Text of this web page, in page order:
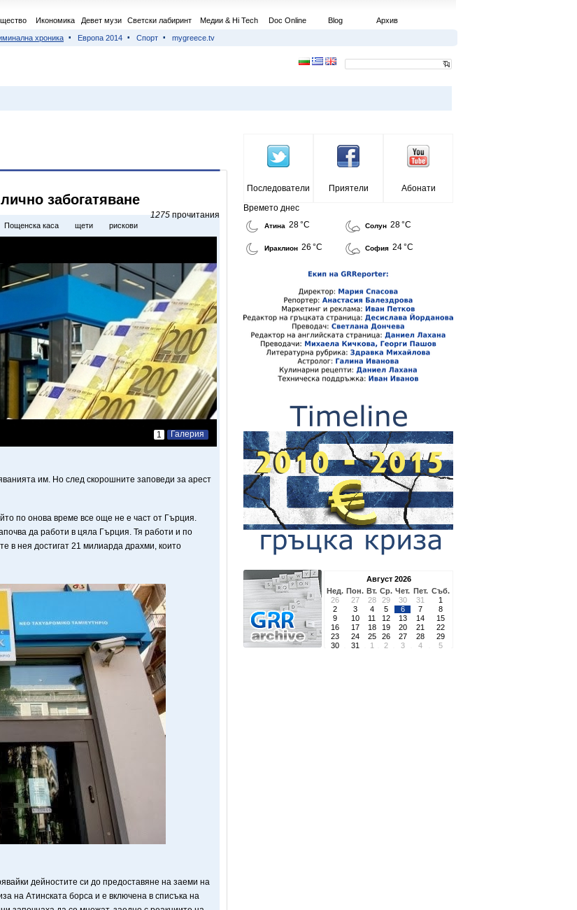
Икономика Девет музи Светски лабиринт Медии & Hi Tech Doc Online Blog Архив
хроника Европа 2014 Спорт mygreece.tv
забогатяване
1275 прочитания
Галерия
1
им. Но след скорошните заповеди за арест
по онова време все още не е част от Гърция.
да работи в цяла Гърция. Тя работи и по
в нея достигат 21 милиарда драхми, които
дейностите си до предоставяне на заеми на
на Атинската борса и е включена в списъка на
Пощенска каса щети рискови
Последователи Приятели
Абонати
Времето днес
Атина 28 °C Солун 28 °C
Ираклион 26 °C София 24 °C
Август 2026
Нед. Пон. Вт. Ср. Чет. Пет. Съб.
26
27 28 29 30 31
1
2
3 4 5 6 7
8
9
10 11 12 13 14
15
16
17 18 19 20 21
22
23
24 25 26 27 28
29
30
31 1 2 3 4 5